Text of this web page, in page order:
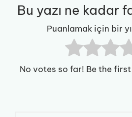
Bu yazı ne kadar
Puanlamak için bir
No votes so far! Be the